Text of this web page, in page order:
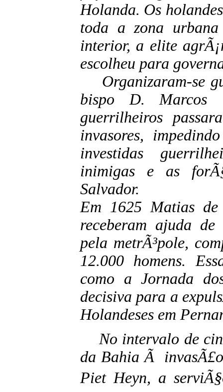
Holanda. Os
toda a zona
interior, a elite
escolheu para
Organizaram-se
bispo D. Marcos
guerrilheiros
invasores,
investidas
inimigas e as
Salvador.
Em 1625 Matias de
receberam ajuda
pela metrÃ³pole,
12.000 homens.
como a Jornada
decisiva para a
Holandeses em
No intervalo de
da Bahia Ã
Piet Heyn, a